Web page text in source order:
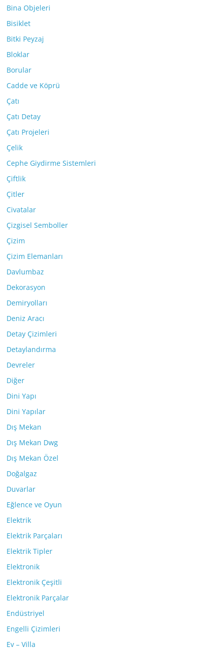
Bina Objeleri
Bisiklet
Bitki Peyzaj
Bloklar
Borular
Cadde ve Köprü
Çatı
Çatı Detay
Çatı Projeleri
Çelik
Cephe Giydirme Sistemleri
Çiftlik
Çitler
Civatalar
Çizgisel Semboller
Çizim
Çizim Elemanları
Davlumbaz
Dekorasyon
Demiryolları
Deniz Aracı
Detay Çizimleri
Detaylandırma
Devreler
Diğer
Dini Yapı
Dini Yapılar
Dış Mekan
Dış Mekan Dwg
Dış Mekan Özel
Doğalgaz
Duvarlar
Eğlence ve Oyun
Elektrik
Elektrik Parçaları
Elektrik Tipler
Elektronik
Elektronik Çeşitli
Elektronik Parçalar
Endüstriyel
Engelli Çizimleri
Ev – Villa